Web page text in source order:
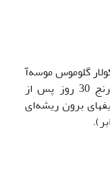
گلوموس موسه‌آ
در ریشه‌های رنگ‌آمیزی شده گیاهان برنج 30 روز پس از
برون ریشه‌ای